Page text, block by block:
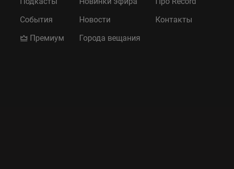
События
Премиум
Новости
Города вещания
Контакты